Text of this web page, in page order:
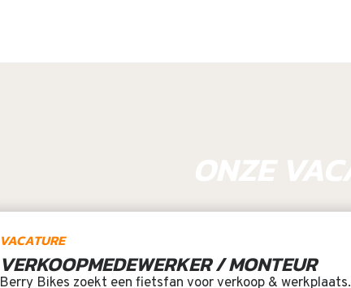
VACATURE
VERKOOP­MEDEWERKER / MONTEUR
Berry Bikes zoekt een fietsfan voor verkoop & werkplaats.